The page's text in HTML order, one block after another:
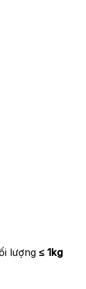
lượng ≤ 1kg